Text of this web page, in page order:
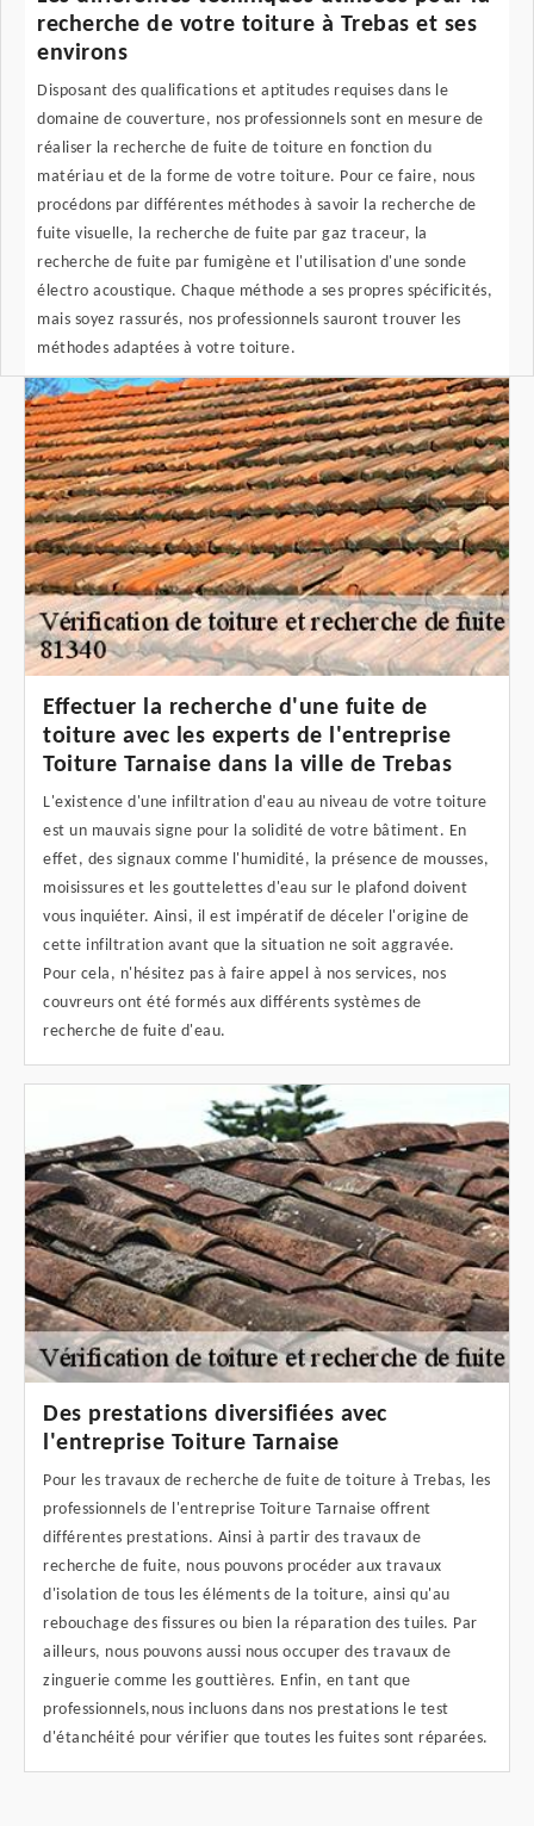
recherche de votre toiture à Trebas et ses
environs
Disposant des qualifications et aptitudes requises dans le
domaine de couverture, nos professionnels sont en mesure de
réaliser la recherche de fuite de toiture en fonction du
matériau et de la forme de votre toiture. Pour ce faire, nous
procédons par différentes méthodes à savoir la recherche de
fuite visuelle, la recherche de fuite par gaz traceur, la
recherche de fuite par fumigène et l'utilisation d'une sonde
électro acoustique. Chaque méthode a ses propres spécificités,
mais soyez rassurés, nos professionnels sauront trouver les
méthodes adaptées à votre toiture.
Effectuer la recherche d'une fuite de
toiture avec les experts de l'entreprise
Toiture Tarnaise dans la ville de Trebas
L'existence d'une infiltration d'eau au niveau de votre toiture
est un mauvais signe pour la solidité de votre bâtiment. En
effet, des signaux comme l'humidité, la présence de mousses,
moisissures et les gouttelettes d'eau sur le plafond doivent
vous inquiéter. Ainsi, il est impératif de déceler l'origine de
cette infiltration avant que la situation ne soit aggravée.
Pour cela, n'hésitez pas à faire appel à nos services, nos
couvreurs ont été formés aux différents systèmes de
recherche de fuite d'eau.
Des prestations diversifiées avec
l'entreprise Toiture Tarnaise
Pour les travaux de recherche de fuite de toiture à Trebas, les
professionnels de l'entreprise Toiture Tarnaise offrent
différentes prestations. Ainsi à partir des travaux de
recherche de fuite, nous pouvons procéder aux travaux
d'isolation de tous les éléments de la toiture, ainsi qu'au
rebouchage des fissures ou bien la réparation des tuiles. Par
ailleurs, nous pouvons aussi nous occuper des travaux de
zinguerie comme les gouttières. Enfin, en tant que
professionnels,nous incluons dans nos prestations le test
d'étanchéité pour vérifier que toutes les fuites sont réparées.